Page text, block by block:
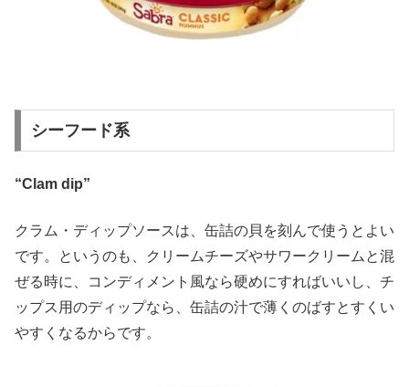
シーフード系
“Clam dip”
クラム・ディップソースは、缶詰の貝を刻んで使うとよい
です。というのも、クリームチーズやサワークリームと混
ぜる時に、コンディメント風なら硬めにすればいいし、チ
ップス用のディップなら、缶詰の汁で薄くのばすとすくい
やすくなるからです。